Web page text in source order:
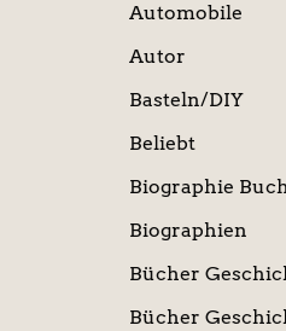
Automobile
Autor
Basteln/DIY
Beliebt
Biographie
Biographien
Bücher
Bücher